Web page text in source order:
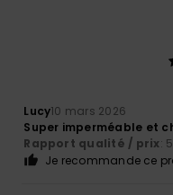
Lucy10 mars 2026
Super imperméable et
Rapport qualité / prix: 5
Je recommande ce